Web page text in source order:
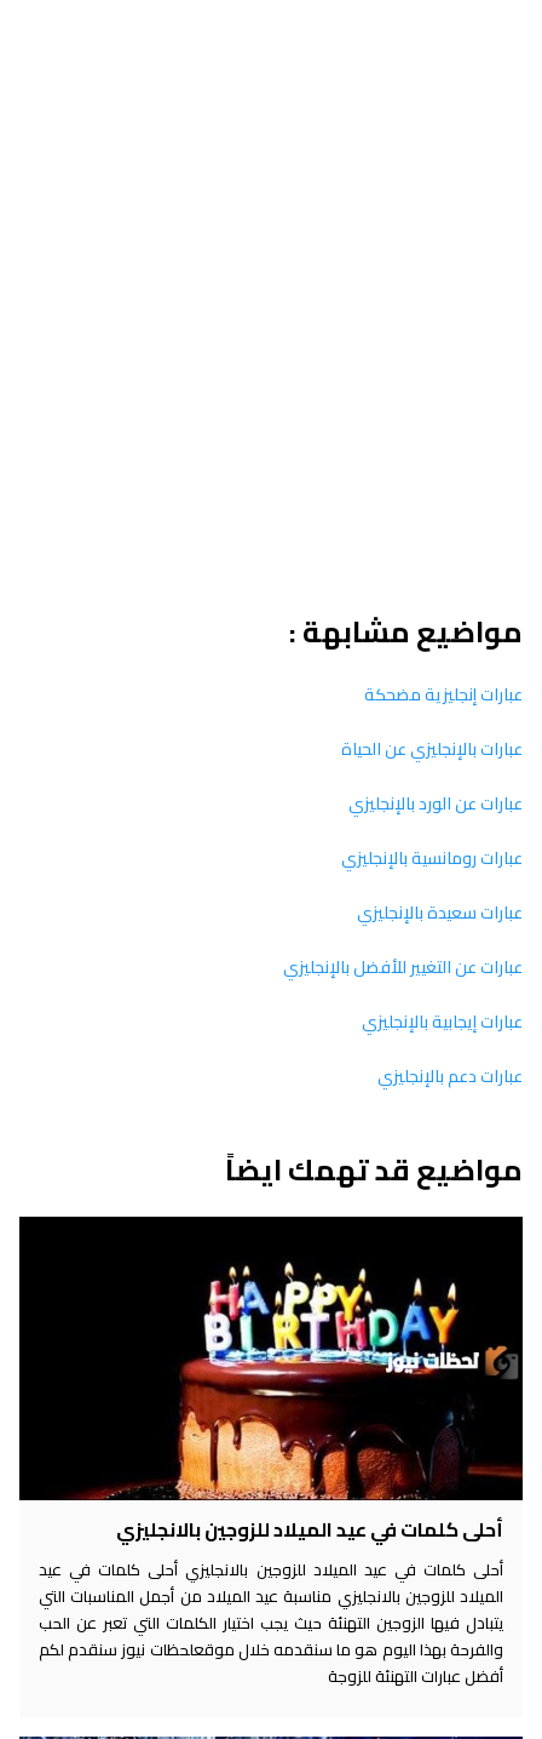
مواضيع مشابهة :
عبارات إنجليزية مضحكة
عبارات بالإنجليزي عن الحياة
عبارات عن الورد بالإنجليزي
عبارات رومانسية بالإنجليزي
عبارات سعيدة بالإنجليزي
عبارات عن التغيير للأفضل بالإنجليزي
عبارات إيجابية بالإنجليزي
عبارات دعم بالإنجليزي
مواضيع قد تهمك ايضاً
أحلى كلمات في عيد الميلاد للزوجين بالانجليزي
أحلى كلمات في عيد الميلاد للزوجين بالانجليزي أحلى كلمات في عيد
الميلاد للزوجين بالانجليزي مناسبة عيد الميلاد من أجمل المناسبات التي
يتبادل فيها الزوجين التهنئة حيث يجب اختيار الكلمات التي تعبر عن الحب
والفرحة بهذا اليوم هو ما سنقدمه خلال موقعلحظات نيوز سنقدم لكم
أفضل عبارات التهنئة للزوجة